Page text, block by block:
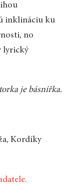
inklináciu ku
no
lyrický
je básnířka.
Kordíky